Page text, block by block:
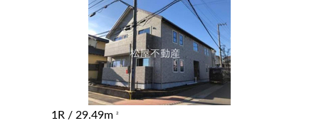
1R / 29.49m 2